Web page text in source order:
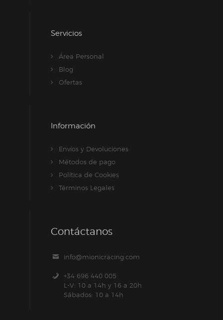
Servicios
Área Personal
Blog
Ofertas
Información
Envíos y Devoluciones
Métodos de pago
Política de Cookies
Términos Legales
Contáctanos
info@mionicracing.com
+34 696 440 005
L-V: 10 a 14h y 16 a 20h
Sábados: 10 a 14h